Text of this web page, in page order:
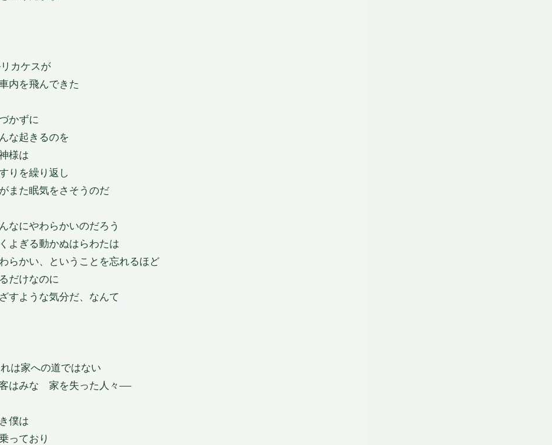
カケスが
内を飛んできた
かずに
な起きるのを
様は
りを繰り返し
また眠気をさそうのだ
なにやわらかいのだろう
よぎる動かぬはらわたは
らかい、ということを忘れるほど
だけなのに
すような気分だ、なんて
は家への道ではない
みな　家を失った人々——
僕は
っており